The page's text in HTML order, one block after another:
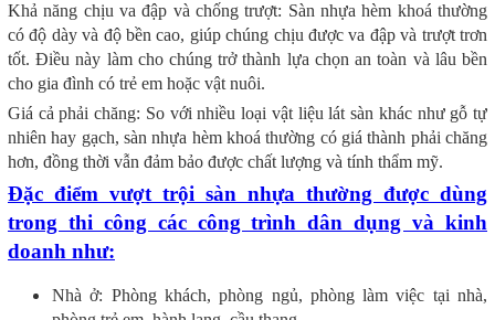
Khả năng chịu va đập và chống trượt: Sàn nhựa hèm khoá thường
có độ dày và độ bền cao, giúp chúng chịu được va đập và trượt trơn
tốt. Điều này làm cho chúng trở thành lựa chọn an toàn và lâu bền
cho gia đình có trẻ em hoặc vật nuôi.
Giá cả phải chăng: So với nhiều loại vật liệu lát sàn khác như gỗ tự
nhiên hay gạch, sàn nhựa hèm khoá thường có giá thành phải chăng
hơn, đồng thời vẫn đảm bảo được chất lượng và tính thẩm mỹ.
Đặc điểm vượt trội sàn nhựa thường được dùng
trong thi công các công trình dân dụng và kinh
doanh như:
Nhà ở: Phòng khách, phòng ngủ, phòng làm việc tại nhà,